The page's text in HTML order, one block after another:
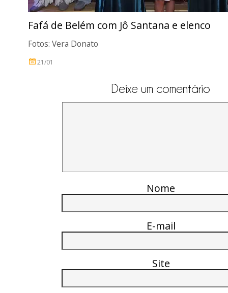
Fafá de Belém com Jô Santana e elenco
Fotos: Vera Donato
21/01
Deixe um comentário
Nome
E-mail
Site